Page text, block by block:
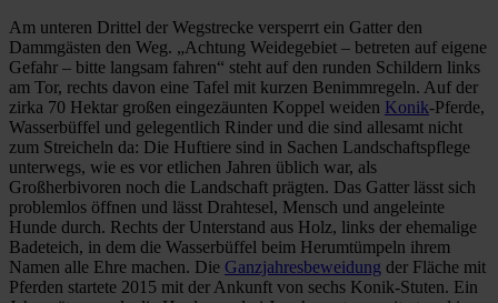
Am unteren Drittel der Wegstrecke versperrt ein Gatter den
Dammgästen den Weg. „Achtung Weidegebiet – betreten auf eigene
Gefahr – bitte langsam fahren“ steht auf den runden Schildern links
am Tor, rechts davon eine Tafel mit kurzen Benimmregeln. Auf der
zirka 70 Hektar großen eingezäunten Koppel weiden Konik-Pferde,
Wasserbüffel und gelegentlich Rinder und die sind allesamt nicht
zum Streicheln da: Die Huftiere sind in Sachen Landschaftspflege
unterwegs, wie es vor etlichen Jahren üblich war, als
Großherbivoren noch die Landschaft prägten. Das Gatter lässt sich
problemlos öffnen und lässt Drahtesel, Mensch und angeleinte
Hunde durch. Rechts der Unterstand aus Holz, links der ehemalige
Badeteich, in dem die Wasserbüffel beim Herumtümpeln ihrem
Namen alle Ehre machen. Die Ganzjahresbeweidung der Fläche mit
Pferden startete 2015 mit der Ankunft von sechs Konik-Stuten. Ein